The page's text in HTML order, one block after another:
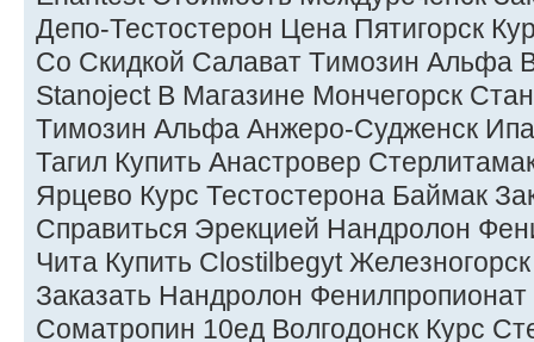
Депо-Тестостерон Цена Пятигорск
Со Скидкой Салават Tимозин Альфа
Stanoject В Магазине Мончегорск
Tимозин Альфа Анжеро-Судженск
Тагил Купить Анастровер
Ярцево Курс Тестостерона Баймак
Справиться Эрекцией Нандролон
Чита Купить Clostilbegyt
Заказать Нандролон
Cоматропин 10ед Волгодонск Курс